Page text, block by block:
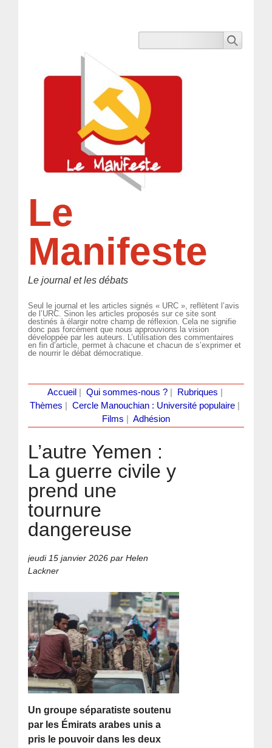
Le
Manifeste
Le journal et les débats
Seul le journal et les articles signés « URC », reflètent l’avis
de l’URC. Sinon les articles proposés sur ce site sont
destinés à élargir notre champ de réflexion. Cela ne signifie
donc pas forcément que nous approuvions la vision
développée par les auteurs. L’utilisation des commentaires
en fin d’article, permet à chacune et chacun de s’exprimer et
de nourrir le débat démocratique.
Accueil Qui sommes-nous ?| Rubriques
Thèmes
Cercle Manouchian : Université populaire
Films
Adhésion
L’autre Yemen :
La guerre civile y
prend une
tournure
dangereuse
jeudi 15 janvier 2026 par Helen
Lackner
Un groupe séparatiste soutenu
par les Émirats arabes unis a
pris le pouvoir dans les deux